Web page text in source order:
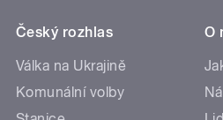
Český rozhlas
Válka na Ukrajině
Komunální volby
O